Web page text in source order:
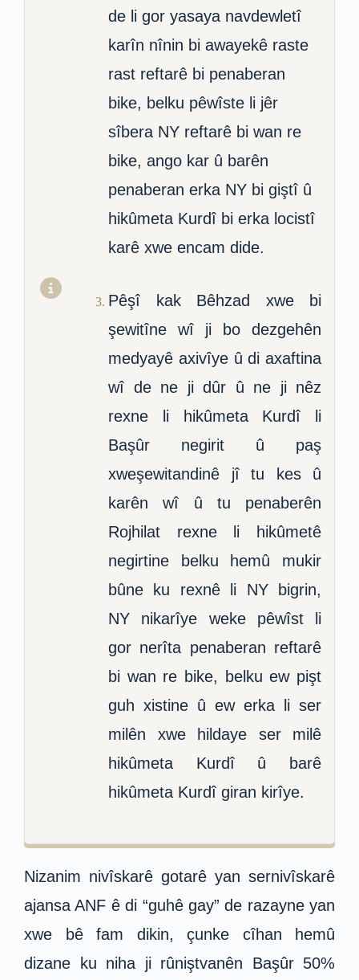
de li gor yasaya navdewletî
karîn nînin bi awayekê raste
rast reftarê bi penaberan
bike, belku pêwîste li jêr
sîbera NY reftarê bi wan re
bike, ango kar û barên
penaberan erka NY bi giştî û
hikûmeta Kurdî bi erka locistî
karê xwe encam dide.
Pêşî kak Bêhzad xwe bi
şewitîne wî ji bo dezgehên
medyayê axivîye û di axaftina
wî de ne ji dûr û ne ji nêz
rexne li hikûmeta Kurdî li
Başûr negirit û paş
xweşewitandinê jî tu kes û
karên wî û tu penaberên
Rojhilat rexne li hikûmetê
negirtine belku hemû mukir
bûne ku rexnê li NY bigrin,
NY nikarîye weke pêwîst li
gor nerîta penaberan reftarê
bi wan re bike, belku ew pişt
guh xistine û ew erka li ser
milên xwe hildaye ser milê
hikûmeta Kurdî û barê
hikûmeta Kurdî giran kirîye.
Nizanim nivîskarê gotarê yan sernivîskarê
ajansa ANF ê di “guhê gay” de razayne yan
xwe bê fam dikin, çunke cîhan hemû
dizane ku niha ji rûniştvanên Başûr 50%